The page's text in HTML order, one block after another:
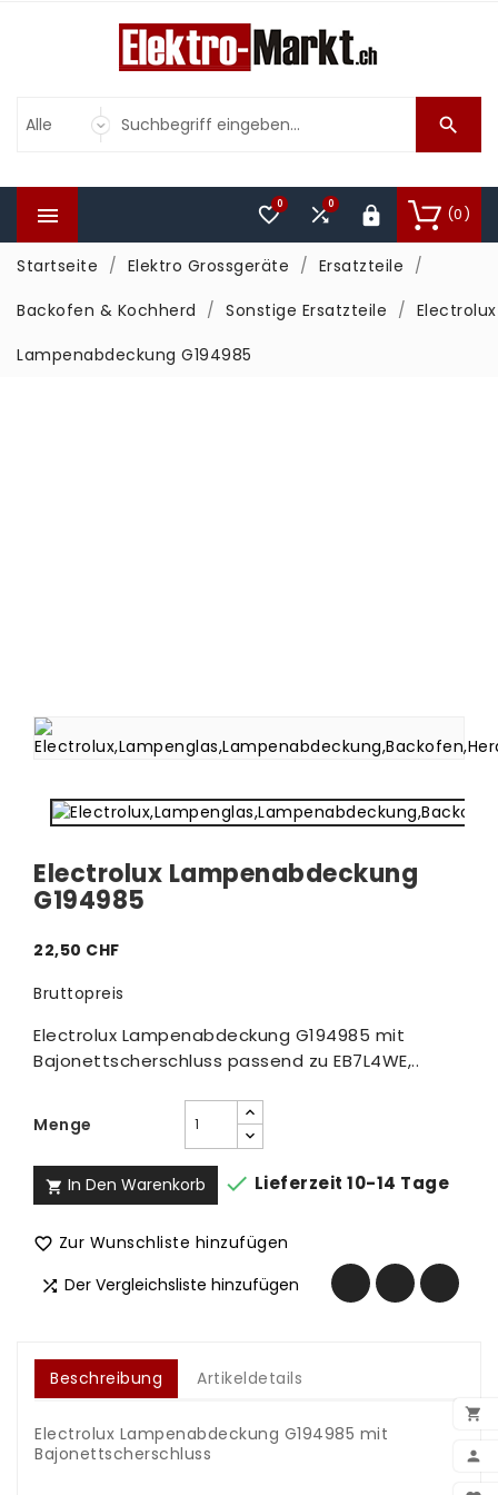



 (0)

0
0
Startseite Elektro Grossgeräte
Ersatzteile
Backofen & Kochherd
Sonstige Ersatzteile
Electrolux
Lampenabdeckung G194985
Electrolux Lampenabdeckung
G194985
22,50 CHF
Bruttopreis
Electrolux Lampenabdeckung G194985 mit
Bajonettscherschluss passend zu EB7L4WE,..
Menge
 In Den Warenkorb  Lieferzeit 10-14 Tage
 Zur Wunschliste hinzufügen
 Der Vergleichsliste hinzufügen
Beschreibung Artikeldetails
Electrolux Lampenabdeckung G194985 mit
Bajonettscherschluss